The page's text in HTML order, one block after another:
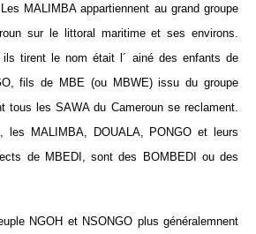
Les MALIMBA appartiennent au grand groupe
sur le littoral maritime et ses environs.
ils tirent le nom était l´ ainé des enfants de
fils de MBE (ou MBWE) issu du groupe
tous les SAWA du Cameroun se reclament.
les MALIMBA, DOUALA, PONGO et leurs
de MBEDI, sont des BOMBEDI ou des
NGOH et NSONGO plus généralemnent